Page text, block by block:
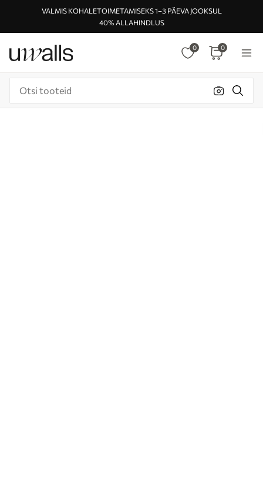
VALMIS KOHALETOIMETAMISEKS 1–3 PÄEVA JOOKSUL
40% ALLAHINDLUS
0 0